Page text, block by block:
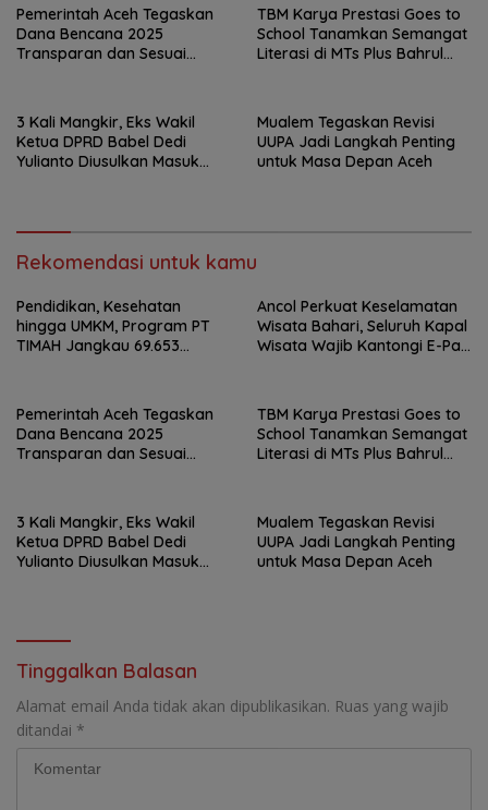
Pemerintah Aceh Tegaskan
Dana Bencana 2025
Transparan dan Sesuai
TBM Karya Prestasi Goes to
School Tanamkan Semangat
Literasi di MTs Plus Bahrul
3 Kali Mangkir, Eks Wakil
Ketua DPRD Babel Dedi
Yulianto Diusulkan Masuk
Mualem Tegaskan Revisi
UUPA Jadi Langkah Penting
untuk Masa Depan Aceh
Rekomendasi untuk kamu
Pendidikan, Kesehatan
hingga UMKM, Program PT
TIMAH Jangkau 69.653
Ancol Perkuat Keselamatan
Wisata Bahari, Seluruh Kapal
Wisata Wajib Kantongi E-Pas
Pemerintah Aceh Tegaskan
Dana Bencana 2025
Transparan dan Sesuai
TBM Karya Prestasi Goes to
School Tanamkan Semangat
Literasi di MTs Plus Bahrul
3 Kali Mangkir, Eks Wakil
Ketua DPRD Babel Dedi
Yulianto Diusulkan Masuk
Mualem Tegaskan Revisi
UUPA Jadi Langkah Penting
untuk Masa Depan Aceh
Tinggalkan Balasan
Alamat email Anda tidak akan dipublikasikan. Ruas yang wajib
ditandai *